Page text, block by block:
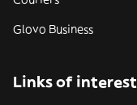
Glovo Business
Links of interest